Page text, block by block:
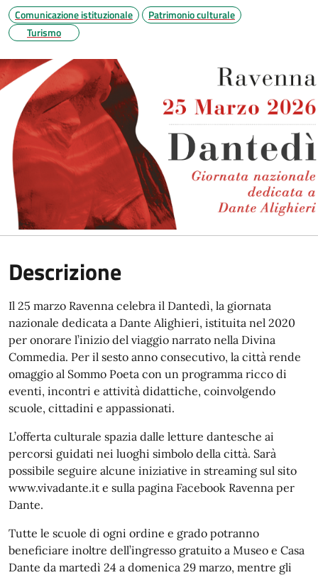
Comunicazione istituzionale
Patrimonio culturale
Turismo
Descrizione
Il 25 marzo Ravenna celebra il Dantedì, la giornata
nazionale dedicata a Dante Alighieri, istituita nel 2020
per onorare l’inizio del viaggio narrato nella Divina
Commedia. Per il sesto anno consecutivo, la città rende
omaggio al Sommo Poeta con un programma ricco di
eventi, incontri e attività didattiche, coinvolgendo
scuole, cittadini e appassionati.
L’offerta culturale spazia dalle letture dantesche ai
percorsi guidati nei luoghi simbolo della città. Sarà
possibile seguire alcune iniziative in streaming sul sito
www.vivadante.it e sulla pagina Facebook Ravenna per
Dante.
Tutte le scuole di ogni ordine e grado potranno
beneficiare inoltre dell’ingresso gratuito a Museo e Casa
Dante da martedì 24 a domenica 29 marzo, mentre gli